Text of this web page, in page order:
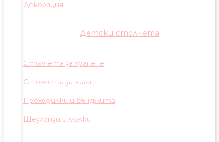
Декорация
Детски столчета
Столчета за хранене
Столчета за кола
Проходилки и бънджита
Шезлонзи и люлки